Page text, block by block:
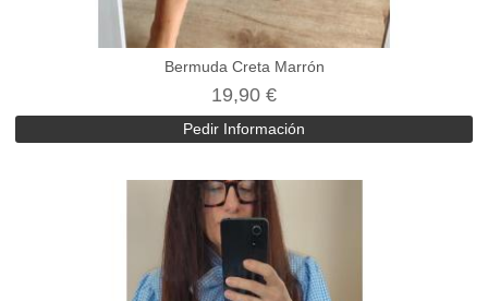
Bermuda Creta Marrón
19,90 €
Pedir Información